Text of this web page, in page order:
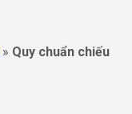
» Quy chuẩn chiếu